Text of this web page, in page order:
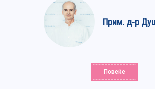
Прим. д-р
Повеќе